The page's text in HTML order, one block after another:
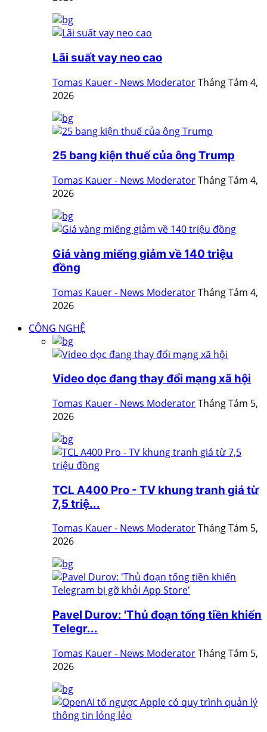
Lãi suất vay neo cao
Tomas Kauer - News ModeratorTháng Tám 4,
2026
25 bang kiện thuế của ông Trump
Tomas Kauer - News ModeratorTháng Tám 4,
2026
Giá vàng miếng giảm về 140 triệu
đồng
Tomas Kauer - News ModeratorTháng Tám 4,
2026
CÔNG NGHỆ
Video dọc đang thay đổi mạng xã hội
Tomas Kauer - News ModeratorTháng Tám 5,
2026
TCL A400 Pro - TV khung tranh giá từ
7,5 triệ...
Tomas Kauer - News ModeratorTháng Tám 5,
2026
Pavel Durov: 'Thủ đoạn tống tiền khiến
Telegr...
Tomas Kauer - News ModeratorTháng Tám 5,
2026